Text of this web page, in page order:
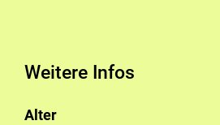
Weitere Infos
Alter